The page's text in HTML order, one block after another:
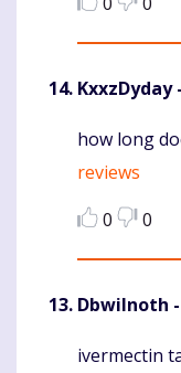
KxxzDyday
Komentaras
how long
reviews
0
0
DbwiInoth
Komentaras
ivermectin